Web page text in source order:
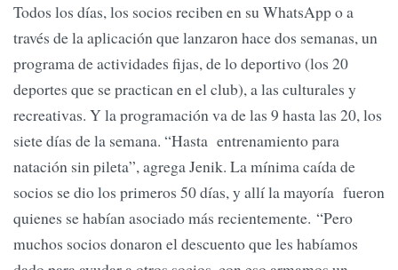
Todos los días, los socios reciben en su WhatsApp o a
través de la aplicación que lanzaron hace dos semanas, un
programa de actividades fijas, de lo deportivo (los 20
deportes que se practican en el club), a las culturales y
recreativas. Y la programación va de las 9 hasta las 20, los
siete días de la semana. “Hasta entrenamiento para
natación sin pileta”, agrega Jenik. La mínima caída de
socios se dio los primeros 50 días, y allí la mayoría fueron
quienes se habían asociado más recientemente. “Pero
muchos socios donaron el descuento que les habíamos